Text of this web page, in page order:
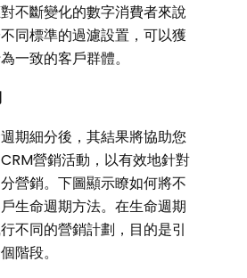
不斷變化的數字消費者來說
同標準的過濾設置，可以獲
一致的客戶群體。
期細分後，其結果將協助您
營銷活動，以有效地針對
營銷。下圖顯示瞭如何將不
生命週期方法。在生命週期
不同的營銷計劃，目的是引
階段。